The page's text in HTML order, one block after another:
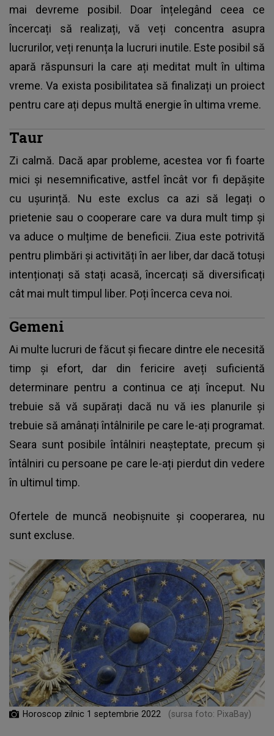
mai devreme posibil. Doar înțelegând ceea ce
încercați să realizați, vă veți concentra asupra
lucrurilor, veți renunța la lucruri inutile. Este posibil să
apară răspunsuri la care ați meditat mult în ultima
vreme. Va exista posibilitatea să finalizați un proiect
pentru care ați depus multă energie în ultima vreme.
Taur
Zi calmă. Dacă apar probleme, acestea vor fi foarte
mici și nesemnificative, astfel încât vor fi depășite
cu ușurință. Nu este exclus ca azi să legați o
prietenie sau o cooperare care va dura mult timp și
va aduce o mulțime de beneficii. Ziua este potrivită
pentru plimbări și activități în aer liber, dar dacă totuși
intenționați să stați acasă, încercați să diversificați
cât mai mult timpul liber. Poți încerca ceva noi.
Gemeni
Ai multe lucruri de făcut și fiecare dintre ele necesită
timp și efort, dar din fericire aveți suficientă
determinare pentru a continua ce ați început. Nu
trebuie să vă supărați dacă nu vă ies planurile și
trebuie să amânați întâlnirile pe care le-ați programat.
Seara sunt posibile întâlniri neașteptate, precum și
întâlniri cu persoane pe care le-ați pierdut din vedere
în ultimul timp.
Ofertele de muncă neobișnuite și cooperarea, nu
sunt excluse.
Horoscop zilnic 1 septembrie 2022 (sursa foto: PixaBay)